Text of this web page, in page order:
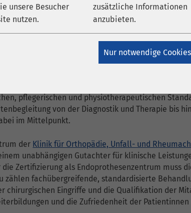
unsere Besucher
nutzen.
Cookie von Matomo
für Website-
Analysen. Erzeugt
statistische Daten
darüber, wie der
Besucher die
Website nutzt.
zusätzliche Informationen
anzubieten.
Wird zum
Google Maps-
Inhalten
Name YouTube
Google
Nur notwendige
Halberstadt werden künstliche Hüft- und
operativ eingesetzt, wenn konservative
eintritt. Durch den Ersatz des Hüft- oder
und Patienten an Lebensqualität. Auch
gehören hier zum Repertoire der Klinik.
pflegerischen und physiotherapeutischen
von der Diagnostik und Therapie bis
im Mittelpunkt.
der Klinik für Orthopädie, Unfall- und
unabhängigen Gutachter für klinische
Zertifizierung als Endoprothesenzentrum muss
zählen fachübergreifende, standardisierte
chirurgischen Eingriffe und die Qualifikation der
und die Zufriedenheit der Patientinnen